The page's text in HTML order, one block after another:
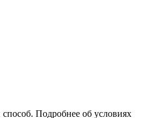
Подробнее об условиях